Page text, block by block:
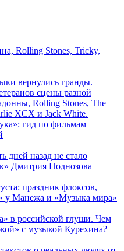
Rolling Stones, Tricky,
вернулись гранды.
сцены разной
Rolling Stones, The
XCX и Jack White.
гид по фильмам
дней назад не стало
Дмитрия Поднозова
праздник флоксов,
у Манежа и «Музыка мира»
в российской глуши. Чем
с музыкой Курехина?